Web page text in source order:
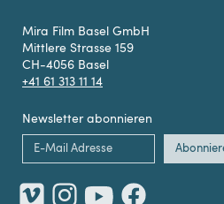
Mira Film Basel GmbH
Mittlere Strasse 159
CH-4056 Basel
+41 61 313 11 14
Newsletter abonnieren